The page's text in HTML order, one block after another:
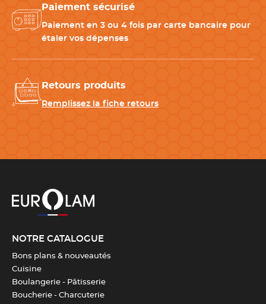
préparations sans les abîmer.
Dimensions
Information(s)
Paiement sécurisé
Paiement en 3 ou 4 fois par carte bancaire pour
étaler vos dépenses
Retours produits
Remplissez la fiche retours
NOTRE CATALOGUE
Bons plans & nouveautés
Cuisine
Boulangerie - Pâtisserie
Boucherie - Charcuterie